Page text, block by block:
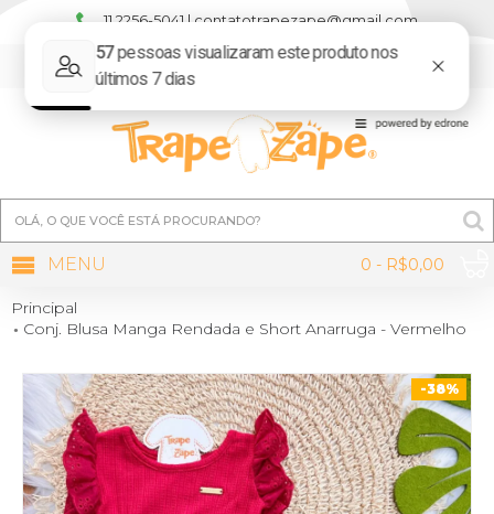
11 2256-5041 | contatotrapezape@gmail.com
0 - R$0,00
MENU
Principal
Conj. Blusa Manga Rendada e Short Anarruga - Vermelho
-38%